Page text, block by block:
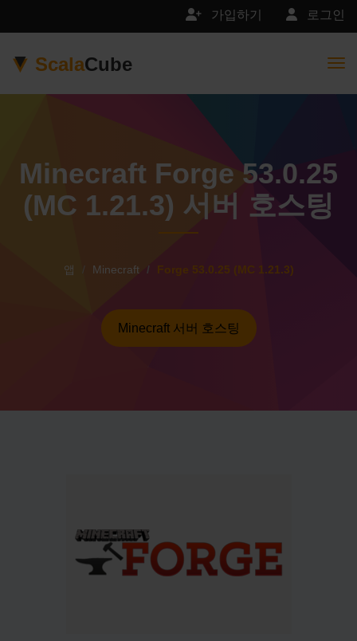
로그인
가입하기
ScalaCube
Minecraft Forge 53.0.25
(MC 1.21.3) 서버 호스팅
앱 Minecraft Forge 53.0.25 (MC 1.21.3)
Minecraft 서버 호스팅